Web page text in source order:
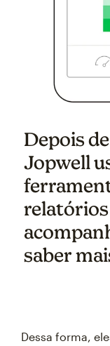
Depois
Jopwell
saber
Dessa forma,